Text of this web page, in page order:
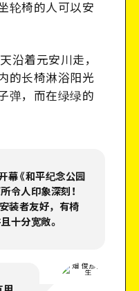
轮椅的人可以安
沿着元安川走，
的长椅淋浴阳光
弹，而在绿绿的
《和平纪念公园
令人印象深刻！
装者友好，有椅
十分宽敞。